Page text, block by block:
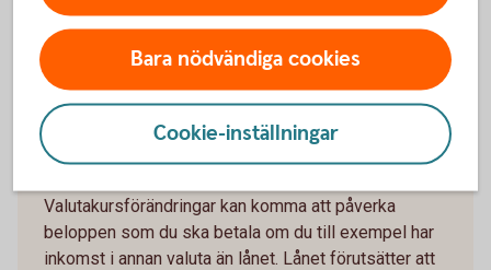
avbetalningar är 600 stycken.
Exemplet bygger på månatliga aviseringar, utan
uppläggningsavgift eller aviseringskostnad,
förutsatt att du aviseras digitalt. Uppläggningsavgift
tillkommer på 1000 kronor. Vid postala avier
Valutakursförändringar kan komma att påverka
beloppen som du ska betala om du till exempel har
inkomst i annan valuta än lånet. Lånet förutsätter att
Bara nödvändiga cookies
Cookie-inställningar